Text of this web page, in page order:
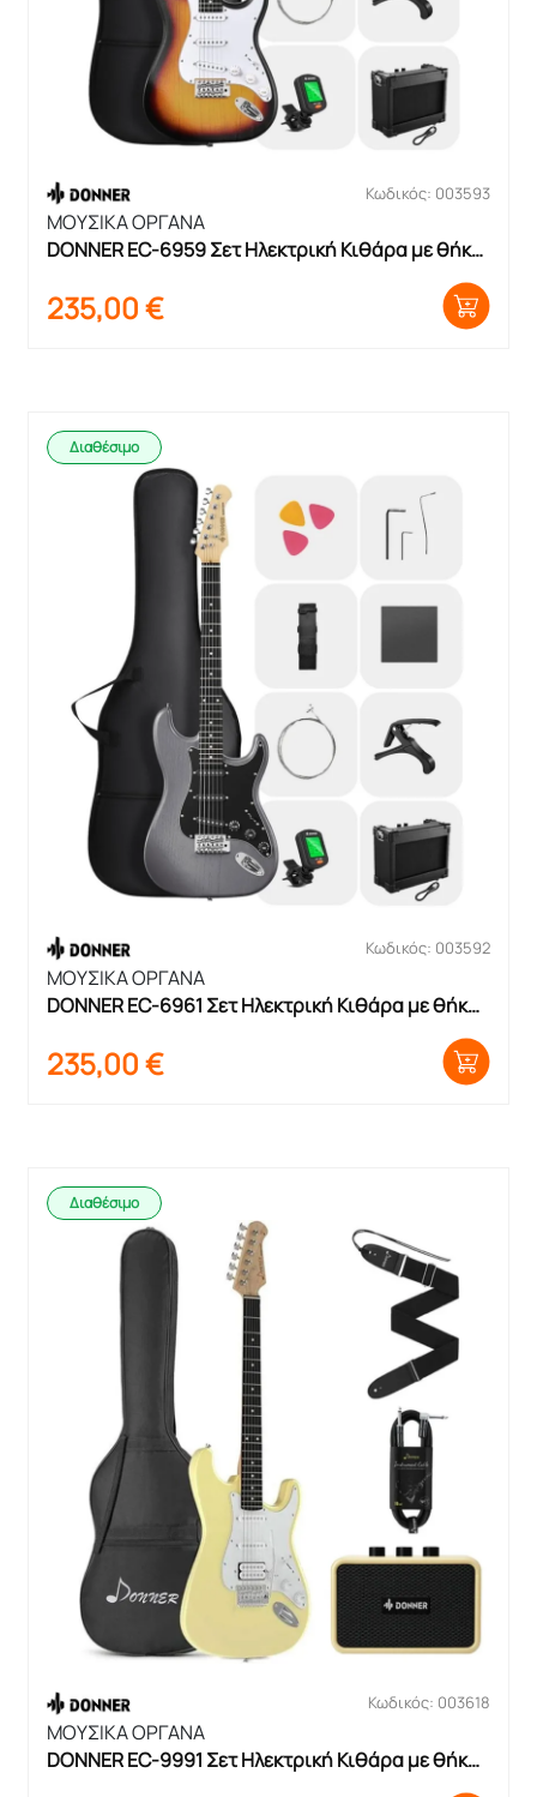
Κωδικός: 003593
ΜΟΥΣΙΚΑ ΟΡΓΑΝΑ
DONNER EC-6959 Σετ Ηλεκτρική Κιθάρα με θήκη
235,00€
Διαθέσιμο
Κωδικός: 003592
ΜΟΥΣΙΚΑ ΟΡΓΑΝΑ
DONNER EC-6961 Σετ Ηλεκτρική Κιθάρα με θήκη
235,00€
Διαθέσιμο
Κωδικός: 003618
ΜΟΥΣΙΚΑ ΟΡΓΑΝΑ
DONNER EC-9991 Σετ Ηλεκτρική Κιθάρα με θήκη